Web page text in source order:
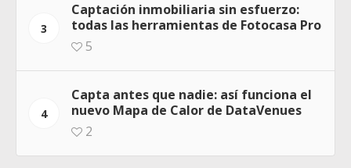
3
Captación inmobiliaria sin esfuerzo:
todas las herramientas de Fotocasa Pro
5
4
Capta antes que nadie: así funciona el
nuevo Mapa de Calor de DataVenues
2